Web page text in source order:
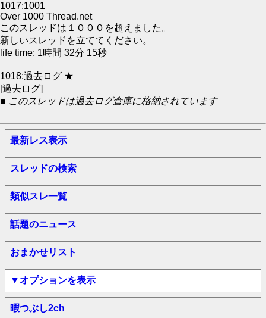
1017:1001
Over 1000 Thread.net
このスレッドは１０００を超えました。
新しいスレッドを立ててください。
life time: 1時間 32分 15秒
1018:過去ログ ★
[過去ログ]
■ このスレッドは過去ログ倉庫に格納されています
最新レス表示
スレッドの検索
類似スレ一覧
話題のニュース
おまかせリスト
▼オプションを表示
暇つぶし2ch